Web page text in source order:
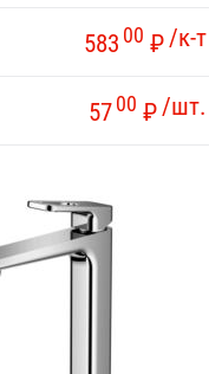
/к-т
583 00 ₽
/шт.
57 00 ₽